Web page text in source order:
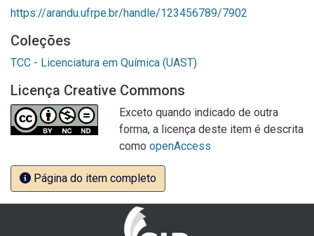
https://arandu.ufrpe.br/handle/123456789/7902
Coleções
TCC - Licenciatura em Química (UAST)
Licença Creative Commons
Exceto quando indicado de outra
forma, a licença deste item é descrita
como openAccess
Página do item completo